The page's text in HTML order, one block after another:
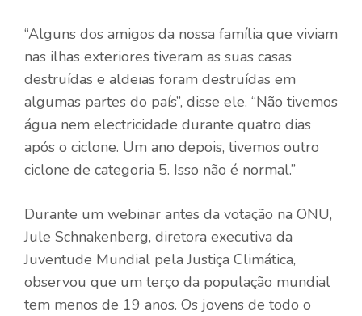
“Alguns dos amigos da nossa família que viviam
nas ilhas exteriores tiveram as suas casas
destruídas e aldeias foram destruídas em
algumas partes do país”, disse ele. “Não tivemos
água nem electricidade durante quatro dias
após o ciclone. Um ano depois, tivemos outro
ciclone de categoria 5. Isso não é normal.”
Durante um webinar antes da votação na ONU,
Jule Schnakenberg, diretora executiva da
Juventude Mundial pela Justiça Climática,
observou que um terço da população mundial
tem menos de 19 anos. Os jovens de todo o